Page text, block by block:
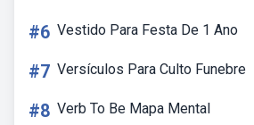
#6 Vestido Para Festa De 1 Ano
#7 Versículos Para Culto Funebre
#8 Verb To Be Mapa Mental